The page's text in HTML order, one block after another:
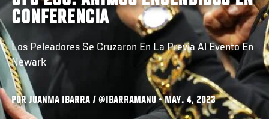
CONFERENCIA
Los Peleadores Se Cruzaron En La Previa Al Evento En
Newark
POR JUANMA IBARRA / @IBARRAMANU • MAY. 4, 2023